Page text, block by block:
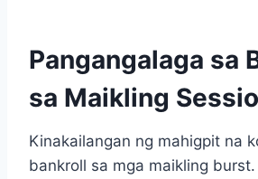
Pangangalaga sa
sa Maikling
Kinakailangan ng mahigpit na
bankroll sa mga maikling